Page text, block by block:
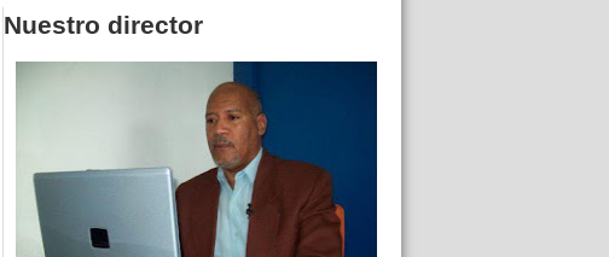
Nuestro director